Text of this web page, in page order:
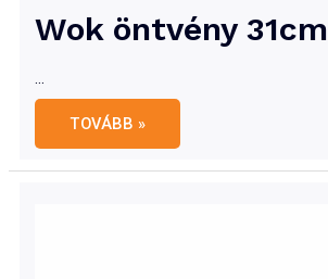
Wok öntvény 31cm
…
Wok
öntvény
31cm
TOVÁBB »